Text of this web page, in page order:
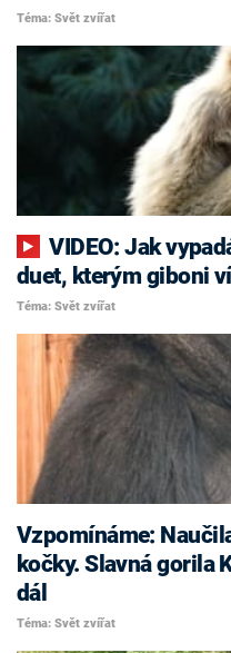
Téma: Svět zvířat
VIDEO: Jak vypadá giboní mládě a jak zní
duet, kterým giboni
Téma: Svět zvířat
Vzpomínáme:
kočky. Slavná gorila
dál
Téma: Svět zvířat